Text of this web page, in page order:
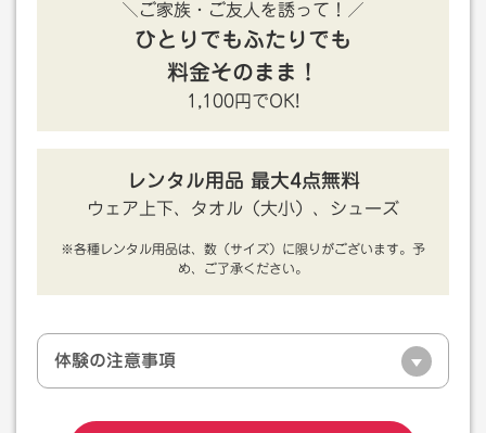
＼ご家族・ご友人を誘って！／
ひとりでもふたりでも
料金そのまま！
1,100円でOK!
レンタル用品 最大4点無料
ウェア上下、タオル（大小）、シューズ
※各種レンタル用品は、数（サイズ）に限りがございます。予
め、ご了承ください。
体験の注意事項